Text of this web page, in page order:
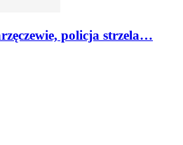
policja strzela…